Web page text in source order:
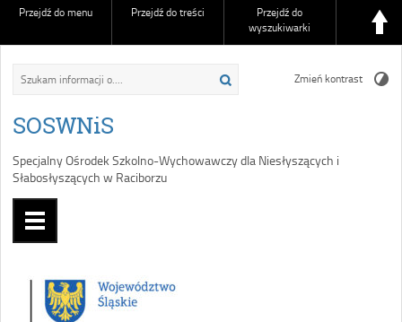
Przejdź do menu Przejdź do treści
Przejdź do
wyszukiwarki
SOSWNiS
Specjalny Ośrodek Szkolno-Wychowawczy dla Niesłyszących i
Słabosłyszących w Raciborzu
Zmień kontrast